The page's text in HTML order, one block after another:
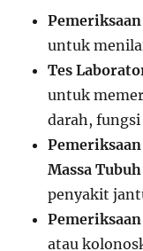
untuk
Tes
untuk
darah,
Massa
penyakit
atau